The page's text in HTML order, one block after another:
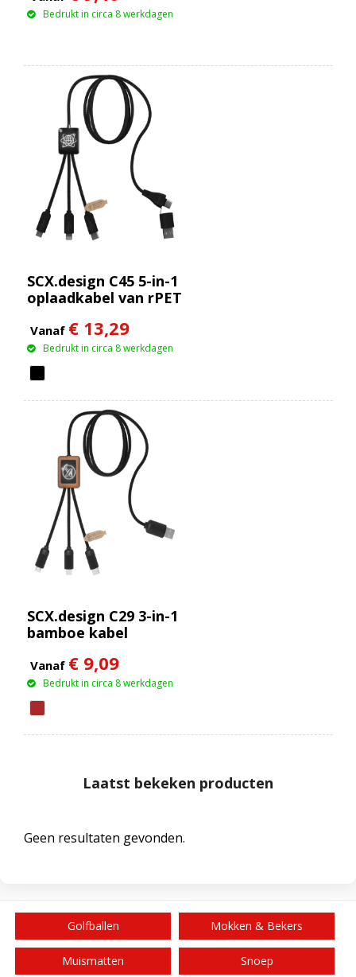
Bedrukt in circa 8 werkdagen
SCX.design C45 5-in-1
oplaadkabel van rPET
gegevensoverdracht
Vanaf € 13,29
Bedrukt in circa 8 werkdagen
SCX.design C29 3-in-1
bamboe kabel
Vanaf € 9,09
Bedrukt in circa 8 werkdagen
Laatst bekeken producten
Geen resultaten gevonden.
Golfballen Mokken & Bekers
Muismatten Snoep